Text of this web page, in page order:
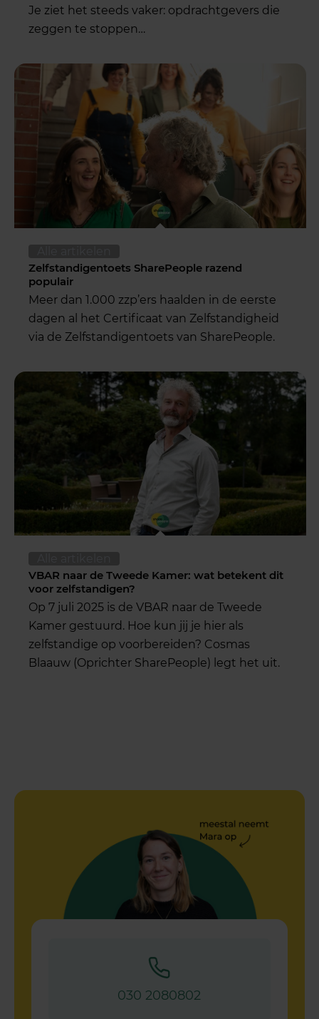
Je ziet het steeds vaker: opdrachtgevers die
zeggen te stoppen…
Zelfstandigentoets SharePeople razend
populair
Meer dan 1.000 zzp’ers haalden in de eerste
dagen al het Certificaat van Zelfstandigheid
via de Zelfstandigentoets van SharePeople.
VBAR naar de Tweede Kamer: wat betekent dit
voor zelfstandigen?
Op 7 juli 2025 is de VBAR naar de Tweede
Kamer gestuurd. Hoe kun jij je hier als
zelfstandige op voorbereiden? Cosmas
Blaauw (Oprichter SharePeople) legt het uit.
030 2080802